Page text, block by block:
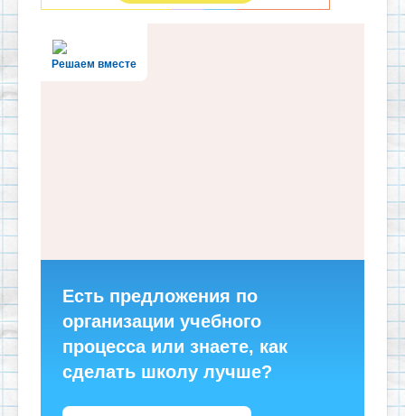
Решаем вместе
Есть предложения по
организации учебного
процесса или знаете, как
сделать школу лучше?